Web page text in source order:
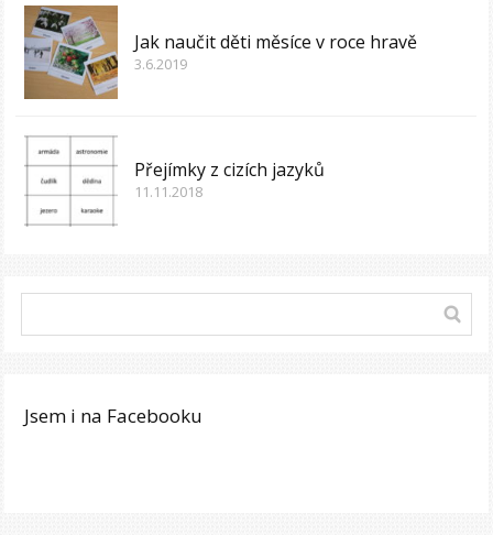
Jak naučit děti měsíce v roce hravě
3.6.2019
Přejímky z cizích jazyků
11.11.2018
Jsem i na Facebooku